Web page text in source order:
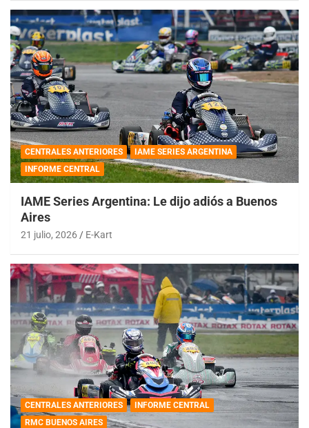
CENTRALES ANTERIORES
IAME SERIES ARGENTINA
INFORME CENTRAL
IAME Series Argentina: Le dijo adiós a Buenos
Aires
21 julio, 2026 E-Kart
CENTRALES ANTERIORES
INFORME CENTRAL
RMC BUENOS AIRES